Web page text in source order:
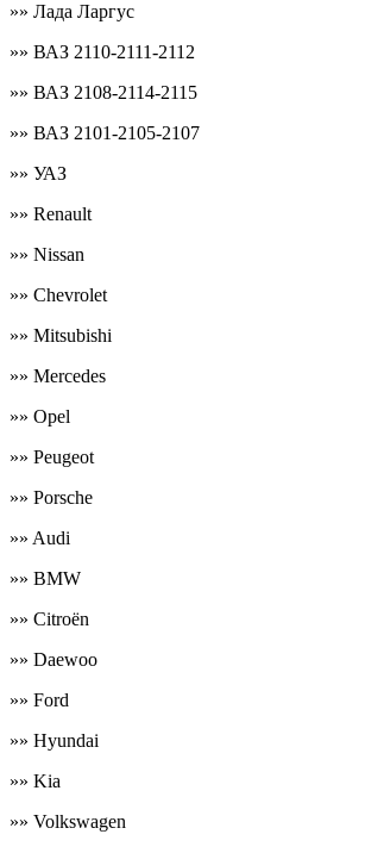
»» Лада Ларгус
»» ВАЗ 2110-2111-2112
»» ВАЗ 2108-2114-2115
»» ВАЗ 2101-2105-2107
»» УАЗ
»» Renault
»» Nissan
»» Chevrolet
»» Mitsubishi
»» Mercedes
»» Opel
»» Peugeot
»» Porsche
»» Audi
»» BMW
»» Citroёn
»» Daewoo
»» Ford
»» Hyundai
»» Kia
»» Volkswagen